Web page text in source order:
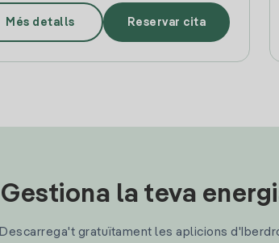
Més detalls Reservar cita
Gestiona la teva
Descarrega't gratuïtament les aplicions